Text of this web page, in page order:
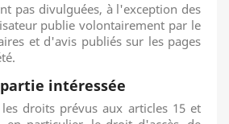
pas divulguées, à l'exception des
publie volontairement par le
et d'avis publiés sur les pages
intéressée
droits prévus aux articles 15 et